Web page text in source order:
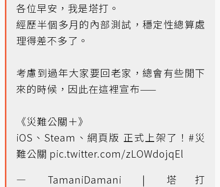
各位早安，我是塔打。
經歷半個多月的內部測試，穩定性總算處
理得差不多了。
考慮到過年大家要回老家，總會有些閒下
來的時候，因此在這裡宣布——
《災難公關＋》
iOS、Steam、網頁版 正式上架了！ #災
難公關 pic.twitter.com/zLOWdojqEl
— TamaniDamani | 塔打